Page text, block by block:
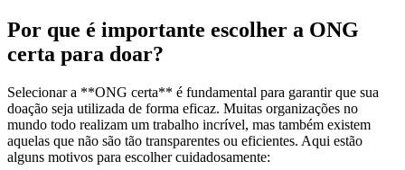
Por que é importante escolher a ONG
certa para doar?
Selecionar a **ONG certa** é fundamental para garantir que sua
doação seja utilizada de forma eficaz. Muitas organizações no
mundo todo realizam um trabalho incrível, mas também existem
aquelas que não são tão transparentes ou eficientes. Aqui estão
alguns motivos para escolher cuidadosamente: